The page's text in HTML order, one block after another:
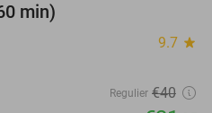
min)
9.7 star
Regulier €40